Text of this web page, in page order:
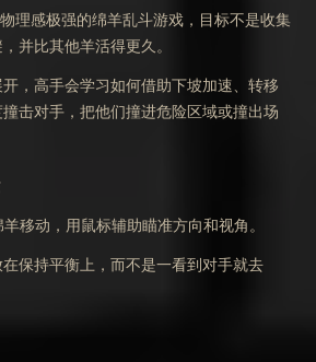
理感极强的绵羊乱斗游戏，目标不是收集
并比其他羊活得更久。
，高手会学习如何借助下坡加速、转移
击对手，把他们撞进危险区域或撞出场
移动，用鼠标辅助瞄准方向和视角。
保持平衡上，而不是一看到对手就去